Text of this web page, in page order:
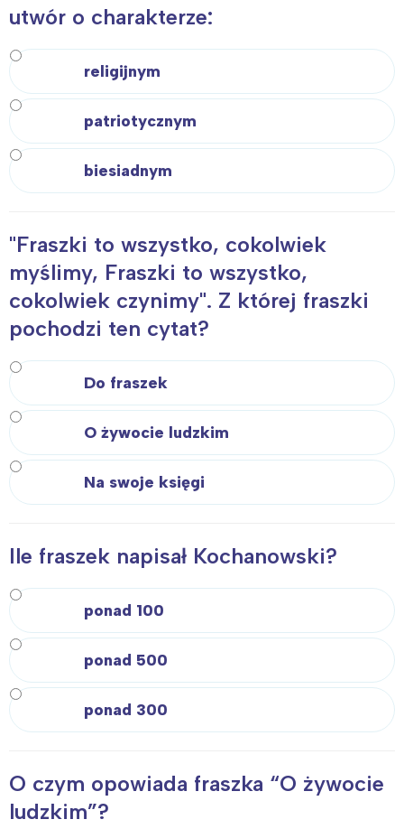
utwór o charakterze:
religijnym
patriotycznym
biesiadnym
"Fraszki to wszystko, cokolwiek
myślimy, Fraszki to wszystko,
cokolwiek czynimy". Z której fraszki
pochodzi ten cytat?
Do fraszek
O żywocie ludzkim
Na swoje księgi
Ile fraszek napisał Kochanowski?
ponad 100
ponad 500
ponad 300
O czym opowiada fraszka “O żywocie
ludzkim”?